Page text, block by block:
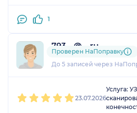
1
793....@....ru
1 отзыв
До 5 записей через
Проверен НаПоправку
23.07.2026
Услуга: